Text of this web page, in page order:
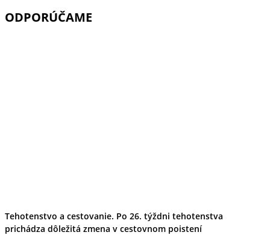
Kultúra a tradície
ODPORÚČAME
Tehotenstvo a cestovanie. Po 26. týždni tehotenstva
prichádza dôležitá zmena v cestovnom poistení